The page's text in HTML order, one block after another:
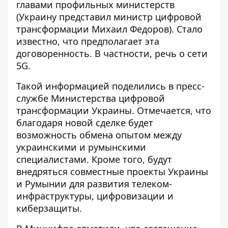
главами профильных министерств
(Украину представил министр цифровой
трансформации Михаил Федоров). Стало
известно, что предполагает эта
договоренность. В частности, речь о сети
5G.
Такой информацией поделились в пресс-
службе Министерства цифровой
трансформации Украины. Отмечается, что
благодаря новой сделке будет
возможность обмена опытом между
украинскими и румынскими
специалистами. Кроме того, будут
внедряться совместные проекты Украины
и Румынии для развития телеком-
инфраструктуры, цифровизации и
киберзащиты.